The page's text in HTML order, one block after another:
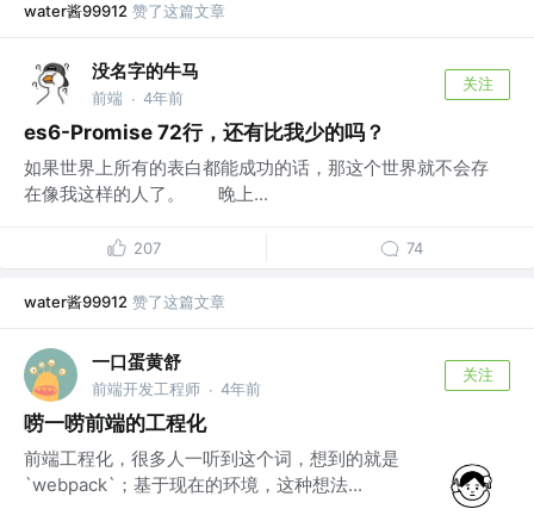
water酱99912 赞了这篇文章
没名字的牛马
前端 · 4年前
关注
es6-Promise 72行，还有比我少的吗？
如果世界上所有的表白都能成功的话，那这个世界就不会存
在像我这样的人了。 晚上...
207 74
water酱99912 赞了这篇文章
一口蛋黄舒
前端开发工程师 · 4年前
关注
唠一唠前端的工程化
前端工程化，很多人一听到这个词，想到的就是
`webpack`；基于现在的环境，这种想法...